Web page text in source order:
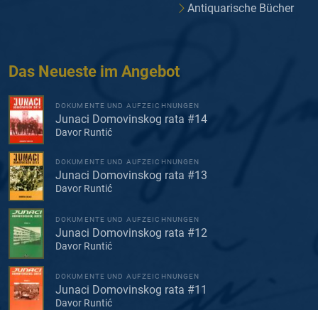
Antiquarische Bücher
Das Neueste im Angebot
DOKUMENTE UND AUFZEICHNUNGEN
Junaci Domovinskog rata #14
Davor Runtić
DOKUMENTE UND AUFZEICHNUNGEN
Junaci Domovinskog rata #13
Davor Runtić
DOKUMENTE UND AUFZEICHNUNGEN
Junaci Domovinskog rata #12
Davor Runtić
DOKUMENTE UND AUFZEICHNUNGEN
Junaci Domovinskog rata #11
Davor Runtić